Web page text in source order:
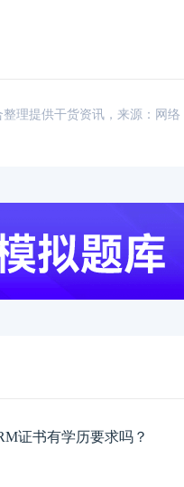
理提供干货资讯，来源：网
证书有学历要求吗？